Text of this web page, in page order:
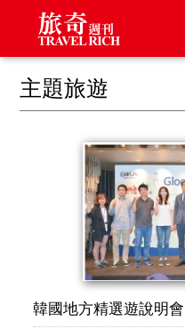
主題旅遊
韓國地方精選遊說明會